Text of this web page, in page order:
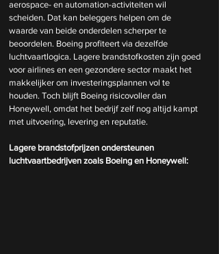
aerospace- en automation-activiteiten wil
scheiden. Dat kan beleggers helpen om de
waarde van beide onderdelen scherper te
beoordelen. Boeing profiteert via dezelfde
luchtvaartlogica. Lagere brandstofkosten zijn goed
voor airlines en een gezondere sector maakt het
makkelijker om investeringsplannen vol te
houden. Toch blijft Boeing risicovoller dan
Honeywell, omdat het bedrijf zelf nog altijd kampt
met uitvoering, levering en reputatie.
Lagere brandstofprijzen ondersteunen
luchtvaartbedrijven zoals Boeing en Honeywell: